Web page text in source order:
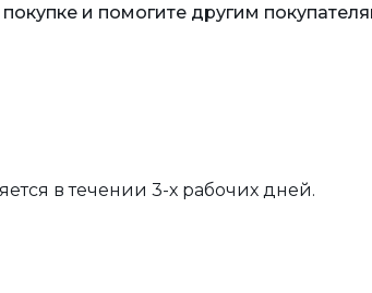
и помогите другим
в течении 3-х рабочих дней.